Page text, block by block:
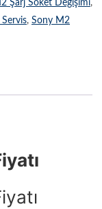
Şarj Soket Değişimi,
, Sony M2